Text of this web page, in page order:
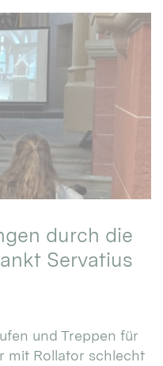
durch die
Servatius
und Treppen für
mit Rollator schlecht